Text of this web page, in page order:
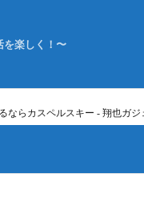
を楽しく！〜
ならカスペルスキー - 翔也ガジ